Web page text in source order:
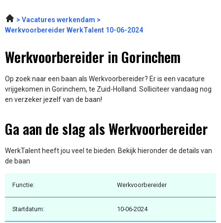
Vacatures werkendam
Werkvoorbereider WerkTalent 10-06-2024
Werkvoorbereider in Gorinchem
Op zoek naar een baan als Werkvoorbereider? Er is een vacature
vrijgekomen in Gorinchem, te Zuid-Holland. Solliciteer vandaag nog
en verzeker jezelf van de baan!
Ga aan de slag als Werkvoorbereider
WerkTalent heeft jou veel te bieden. Bekijk hieronder de details van
de baan
Functie: Werkvoorbereider
Startdatum: 10-06-2024